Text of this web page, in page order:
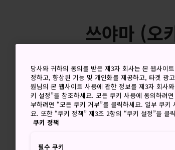
쓰야마 (오
8 Aug (토요일)
당사와 귀하의 동의를 받은 제3자 회사는 본 웹사이
정하고, 향상된 기능 및 개인화를 제공하고, 타겟 광
원님의 본 웹사이트 사용에 관한 정보를 제3자 회사
키 설정”을 참조하세요. 모든 쿠키 사용에 동의하려
부하려면 “모든 쿠키 거부”를 클릭하세요. 일부 쿠
요. 또한 “쿠키 정책” 제3조 2항의 “쿠키 설정”을 클
쿠키 정책
필수 쿠키